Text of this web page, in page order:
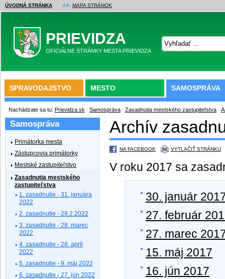
ÚVODNÁ STRÁNKA MAPA STRÁNOK
PRIEVIDZA
OFICIÁLNE STRÁNKY MESTA PRIEVIDZA
SPRAVODAJSTVO MESTO SAMOSPRÁVA
Nachádzate sa tu: Prievidza.sk \ Samospráva \ Zasadnutia mestského zastupiteľstva \
Archív
NA FACEBOOK VYTLAČIŤ STRÁNKU
V roku 2017 sa
30. január
27. február
27. marec
15. máj 2017
16. jún 2017
Samospráva
Primátorka mesta
Zástupcovia primátorky
Mestské zastupiteľstvo
Zasadnutia mestského
zastupiteľstva
1. zasadnutie - 31. januára
2022
2. zasadnutie - 28.2.2022
3. zasadnutie - 28. marec
2022
4. zasadnutie - 28. apríl
2022
5. zasadnutie - 9. máj 2022
6. zasadnutie - 27. jún 2022